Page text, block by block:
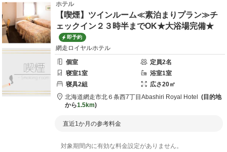
ホテル
【喫煙】ツインルーム≪素泊まりプラン≫チ
ェックイン２３時半までOK★大浴場完備★
即予約
網走ロイヤルホテル
個室
定員2名
寝室1室 浴室1室
寝具2組 広さ20㎡
北海道網走市北６条西7丁目 Abashiri Royal Hotel
目的地
から1.5km
直近1か月の参考料金
対象期間内に有効な料金設定がありません。